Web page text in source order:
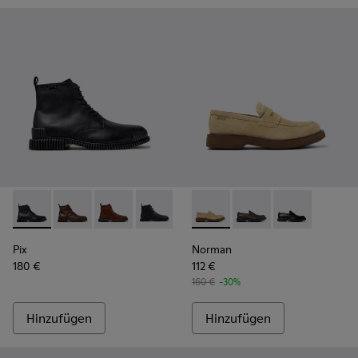
Pix - K300542-004 - Schwarze Lederstiefeletten für Herren.
Pix - K300542-005
Pix - K300542-003 - Braune Stiefeletten aus
Pix - K300542-001
Pix
180 €
Hinzufügen
Norman - K101001-008 -
Norman - K101001-
Norman -
Norman
112 €
160 € -30%
Hinzufügen